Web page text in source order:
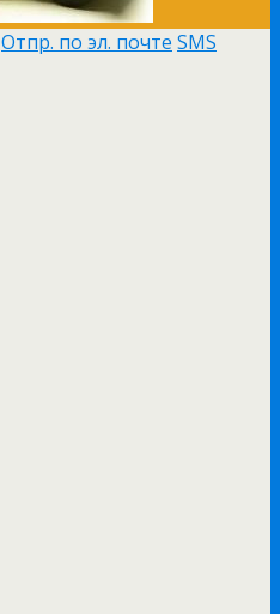
Отпр. по эл. почте SMS